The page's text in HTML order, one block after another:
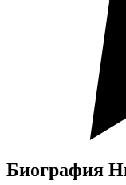
Биография